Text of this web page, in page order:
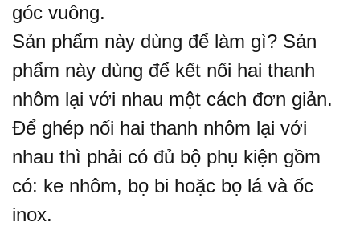
góc vuông.
Sản phẩm này dùng để làm gì? Sản
phẩm này dùng để kết nối hai thanh
nhôm lại với nhau một cách đơn giản.
Để ghép nối hai thanh nhôm lại với
nhau thì phải có đủ bộ phụ kiện gồm
có: ke nhôm, bọ bi hoặc bọ lávà ốc
inox.